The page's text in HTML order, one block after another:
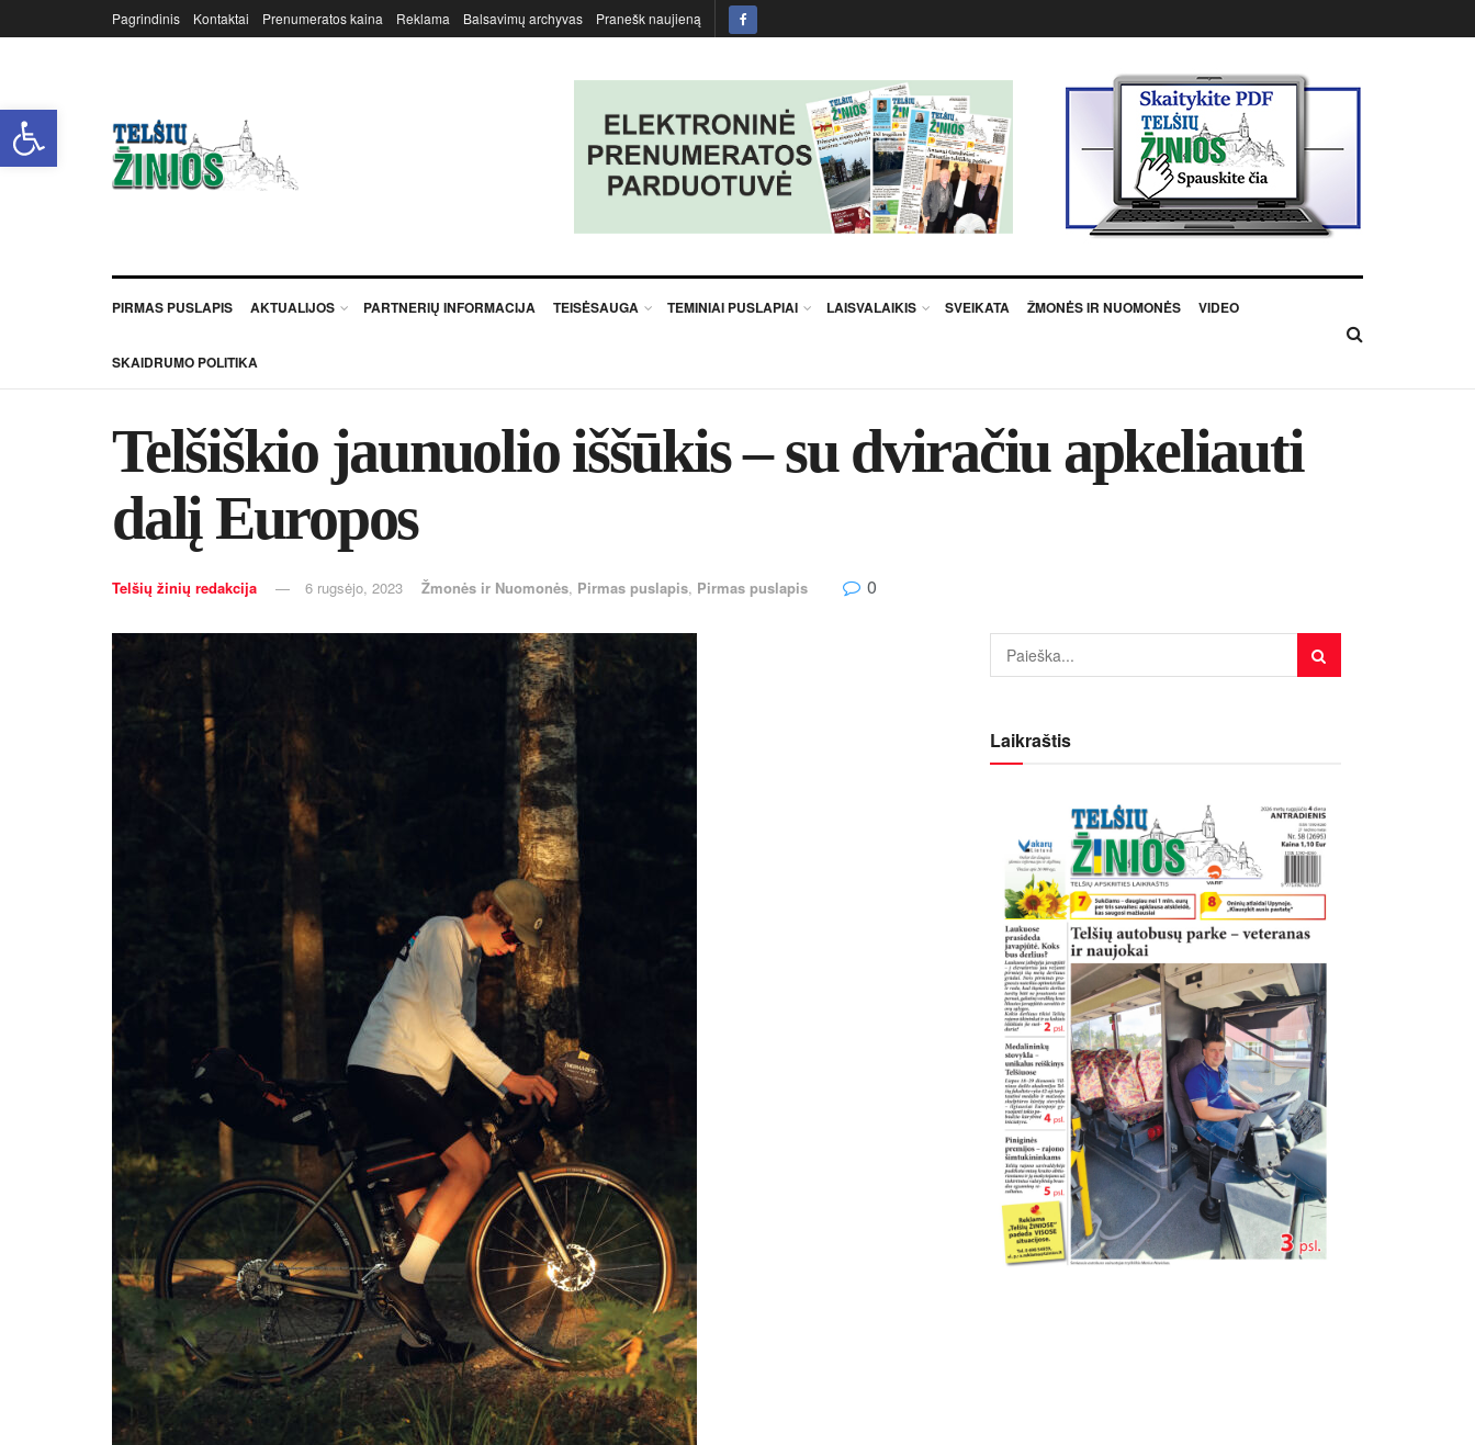
Open toolbar
Pagrindinis Kontaktai Prenumeratos kaina Reklama Balsavimų archyvas Pranešk naujieną
PIRMAS PUSLAPIS AKTUALIJOS PARTNERIŲ INFORMACIJA TEISĖSAUGA TEMINIAI PUSLAPIAI LAISVALAIKIS SVEIKATA ŽMONĖS IR NUOMONĖS VIDEO
SKAIDRUMO POLITIKA
Telšiškio jaunuolio iššūkis – su dviračiu apkeliauti
dalį Europos
Telšių žinių redakcija 6 rugsėjo, 2023 Žmonės ir Nuomonės, Pirmas puslapis, Pirmas puslapis 0
Laikraštis